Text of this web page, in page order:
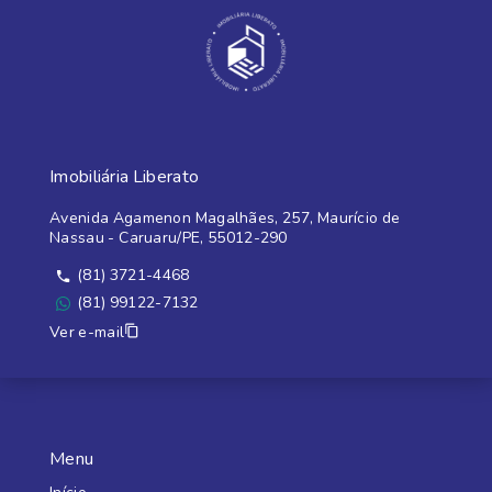
Menu
Imobiliária Liberato
Avenida Agamenon Magalhães, 257, Maurício de
Nassau - Caruaru/PE, 55012-290
(81) 3721-4468
(81) 99122-7132
Ver e-mail